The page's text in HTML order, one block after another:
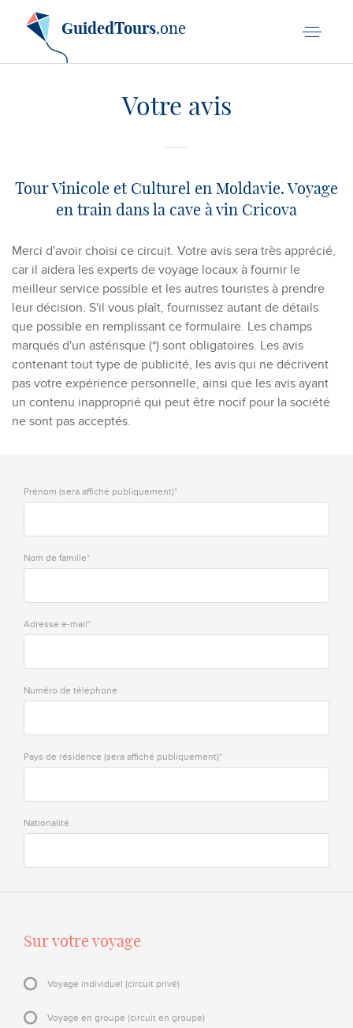
GuidedTours.one
Votre avis
Tour Vinicole et Culturel en Moldavie. Voyage
en train dans la cave à vin Cricova
Merci d'avoir choisi ce circuit. Votre avis sera très apprécié,
car il aidera les experts de voyage locaux à fournir le
meilleur service possible et les autres touristes à prendre
leur décision. S'il vous plaît, fournissez autant de détails
que possible en remplissant ce formulaire. Les champs
marqués d'un astérisque (*) sont obligatoires. Les avis
contenant tout type de publicité, les avis qui ne décrivent
pas votre expérience personnelle, ainsi que les avis ayant
un contenu inapproprié qui peut être nocif pour la société
ne sont pas acceptés.
Prénom (sera affiché publiquement)*
Nom de famille*
Adresse e-mail*
Numéro de téléphone
Pays de résidence (sera affiché publiquement)*
Nationalité
Sur votre voyage
Voyage individuel (circuit privé)
Voyage en groupe (circuit en groupe)